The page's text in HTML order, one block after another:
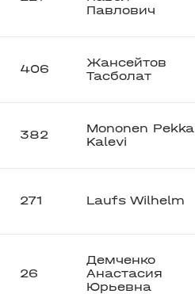
Павлович
406
Жансейтов
Тасболат
382
Mononen Pekka
Kalevi
271 Laufs Wilhelm
26
Демченко
Анастасия
Юрьевна